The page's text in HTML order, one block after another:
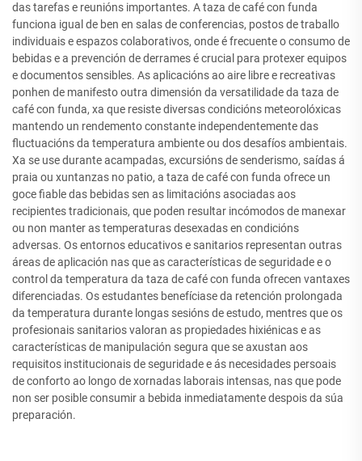
das tarefas e reunións importantes. A taza de café con funda
funciona igual de ben en salas de conferencias, postos de traballo
individuais e espazos colaborativos, onde é frecuente o consumo de
bebidas e a prevención de derrames é crucial para protexer equipos
e documentos sensibles. As aplicacións ao aire libre e recreativas
ponhen de manifesto outra dimensión da versatilidade da taza de
café con funda, xa que resiste diversas condicións meteorolóxicas
mantendo un rendemento constante independentemente das
fluctuacións da temperatura ambiente ou dos desafíos ambientais.
Xa se use durante acampadas, excursións de senderismo, saídas á
praia ou xuntanzas no patio, a taza de café con funda ofrece un
goce fiable das bebidas sen as limitacións asociadas aos
recipientes tradicionais, que poden resultar incómodos de manexar
ou non manter as temperaturas desexadas en condicións
adversas. Os entornos educativos e sanitarios representan outras
áreas de aplicación nas que as características de seguridade e o
control da temperatura da taza de café con funda ofrecen vantaxes
diferenciadas. Os estudantes benefíciase da retención prolongada
da temperatura durante longas sesións de estudo, mentres que os
profesionais sanitarios valoran as propiedades hixiénicas e as
características de manipulación segura que se axustan aos
requisitos institucionais de seguridade e ás necesidades persoais
de conforto ao longo de xornadas laborais intensas, nas que pode
non ser posible consumir a bebida inmediatamente despois da súa
preparación.